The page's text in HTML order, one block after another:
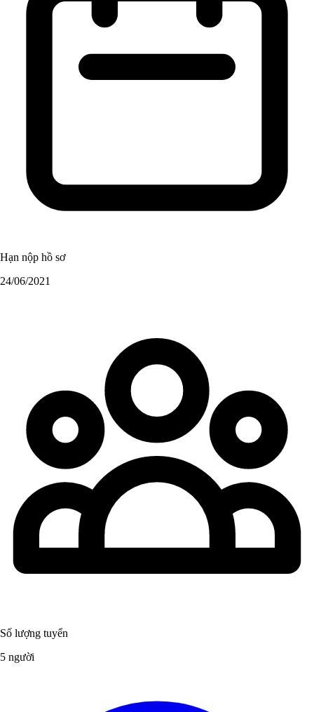
Hạn nộp hồ sơ
24/06/2021
Số lượng tuyển
5 người